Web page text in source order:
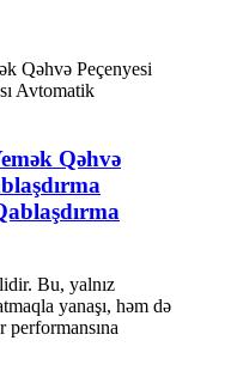
Qəhvə
Bu, yalnız
yanaşı, həm də
performansına